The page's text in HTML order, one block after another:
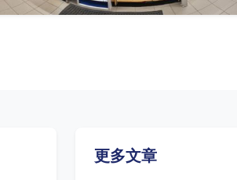
更多文章